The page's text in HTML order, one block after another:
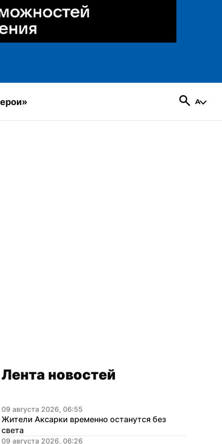
Лента новостей
09 августа 2026, 06:55
Жители Аксарки временно останутся без
света
09 августа 2026, 06:26